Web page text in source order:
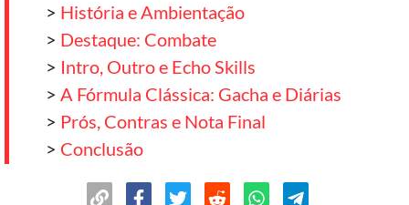
> História e Ambientação
> Destaque: Combate
> Intro, Outro e Echo Skills
> A Fórmula Clássica: Gacha e Diárias
> Prós, Contras e Nota Final
> Conclusão